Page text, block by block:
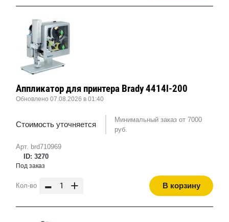
Арт. brd710969
ID: 3270
Аппликатор для принтера Brady 4414l-200
Обновлено 07.08.2026 в 01:40
Стоимость уточняется
Минимальный заказ от 7000
руб.
Под заказ
Кол-во - + В корзину